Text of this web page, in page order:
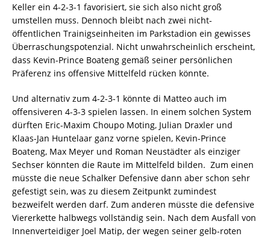
Keller ein 4-2-3-1 favorisiert, sie sich also nicht groß
umstellen muss. Dennoch bleibt nach zwei nicht-
öffentlichen Trainigseinheiten im Parkstadion ein gewisses
Überraschungspotenzial. Nicht unwahrscheinlich erscheint,
dass Kevin-Prince Boateng gemäß seiner persönlichen
Präferenz ins offensive Mittelfeld rücken könnte.
Und alternativ zum 4-2-3-1 könnte di Matteo auch im
offensiveren 4-3-3 spielen lassen. In einem solchen System
dürften Eric-Maxim Choupo Moting, Julian Draxler und
Klaas-Jan Huntelaar ganz vorne spielen, Kevin-Prince
Boateng, Max Meyer und Roman Neustädter als einziger
Sechser könnten die Raute im Mittelfeld bilden. Zum einen
müsste die neue Schalker Defensive dann aber schon sehr
gefestigt sein, was zu diesem Zeitpunkt zumindest
bezweifelt werden darf. Zum anderen müsste die defensive
Viererkette halbwegs vollständig sein. Nach dem Ausfall von
Innenverteidiger Joel Matip, der wegen seiner gelb-roten